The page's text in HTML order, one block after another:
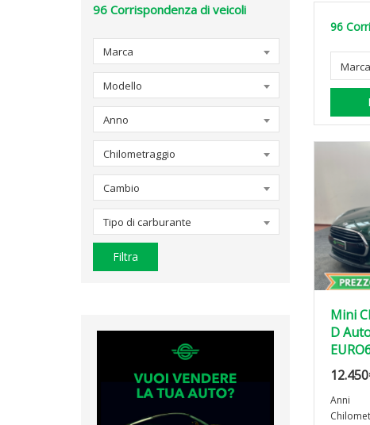
96 Corrispondenza di veicoli
Marca
Modello
Anno
Chilometraggio
Cambio
Tipo di carburante
Filtra
96
Marca
Mini
D
12.450
Anni